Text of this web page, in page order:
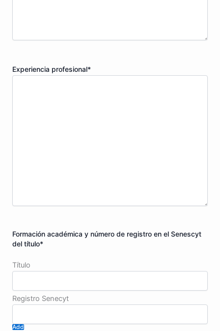
Experiencia profesional*
Formación académica y número de registro en el Senescyt
del título*
Add